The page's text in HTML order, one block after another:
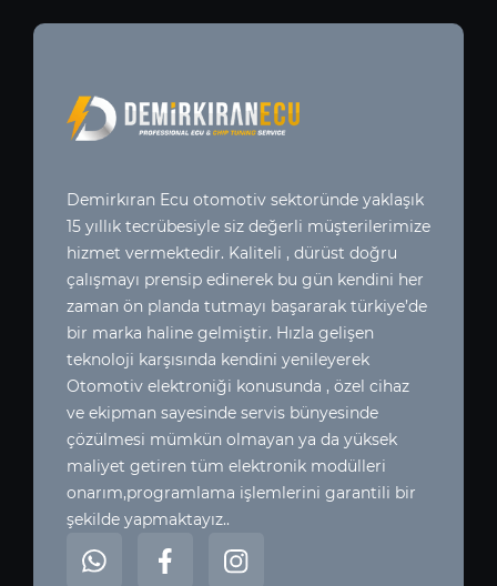
Demirkıran Ecu otomotiv sektoründe yaklaşık
15 yıllık tecrübesiyle siz değerli müşterilerimize
hizmet vermektedir. Kaliteli , dürüst doğru
çalışmayı prensip edinerek bu gün kendini her
zaman ön planda tutmayı başararak türkiye’de
bir marka haline gelmiştir. Hızla gelişen
teknoloji karşısında kendini yenileyerek
Otomotiv elektroniği konusunda , özel cihaz
ve ekipman sayesinde servis bünyesinde
çözülmesi mümkün olmayan ya da yüksek
maliyet getiren tüm elektronik modülleri
onarım,programlama işlemlerini garantili bir
şekilde yapmaktayız..